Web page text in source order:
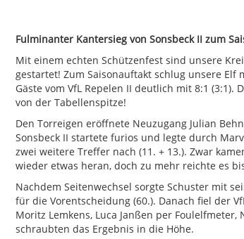
Fulminanter Kantersieg von Sonsbeck II zum
Mit einem echten Schützenfest sind unsere
gestartet! Zum Saisonauftakt schlug unsere
Gäste vom VfL Repelen II deutlich mit 8:1
von der Tabellenspitze!
Den Torreigen eröffnete Neuzugang Julian
Sonsbeck II startete furios und legte durch
zwei weitere Treffer nach (11. + 13.). Zwar
wieder etwas heran, doch zu mehr reichte es
Nachdem Seitenwechsel sorgte Schuster mit
für die Vorentscheidung (60.). Danach fiel der
Moritz Lemkens, Luca Janßen per
schraubten das Ergebnis in die Höhe.